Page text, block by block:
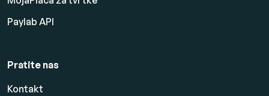
Paylab API
Pratite nas
Kontakt